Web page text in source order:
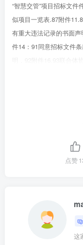
“智慧交管”项目招标文
似项目一览表.87附件
有重大违法记录的书面
件14：91同意招标文件
明，92附件16.93联合
知……….103附件18..105
办公家具配置标准》.105
点赞
这